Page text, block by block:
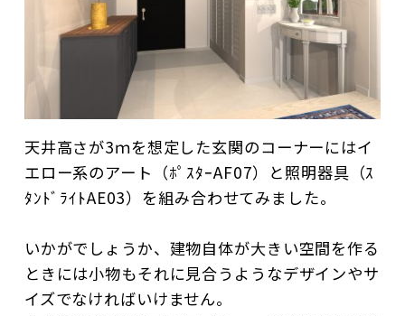
天井高さが3ｍを想定した玄関のコーナーにはイ
エロー系のアート（ﾎﾟｽﾀｰAF07）と照明器具（ｽ
ﾀﾝﾄﾞﾗｲﾄAE03）を組み合わせてみました。
いかがでしょうか、建物自体が大きい空間を作る
ときには小物もそれに見合うようなデザインやサ
イズでなければいけません。